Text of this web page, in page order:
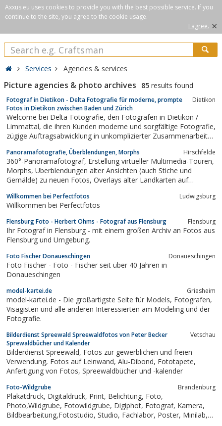
Axxus.eu uses cookies to provide you with the best possible service. If you
continue to the site, you agree to the cookie usage.
I agree. ×
Services Agencies & services
Picture agencies & photo archives 85 results found
Fotograf in Dietikon - Delta Fotografie für moderne, prompte
Fotos in Dietikon zwischen Baden und Zürich
Dietikon
Welcome bei Delta-Fotografie, den Fotografen in Dietikon /
Limmattal, die ihren Kunden moderne und sorgfältige Fotografie,
zügige Auftragsabwicklung in unkomplizierter Zusammenarbeit
unseren Foto-Shooting und Fotostudio.
Panoramafotografie, Überblendungen, Morphs Hirschfelde
360°-Panoramafotograf, Erstellung virtueller Multimedia-Touren,
Morphs, Überblendungen alter Ansichten (auch Stiche und
Gemälde) zu neuen Fotos, Overlays alter Landkarten auf
Videopanoramen.
Willkommen bei Perfectfotos Ludwigsburg
Willkommen bei Perfectfotos
Flensburg Foto - Herbert Ohms - Fotograf aus Flensburg Flensburg
Ihr Fotograf in Flensburg - mit einem großen Archiv an Fotos aus
Flensburg und Umgebung.
Foto Fischer Donaueschingen Donaueschingen
Foto Fischer - Foto - Fischer seit über 40 Jahren in
Donaueschingen
model-kartei.de Griesheim
model-kartei.de - Die großartigste Seite für Models, Fotografen,
Visagisten und alle anderen Interessierten am Modeling und der
Fotografie.
Bilderdienst Spreewald Spreewaldfotos von Peter Becker
Sprewaldbücher und Kalender
Vetschau
Bilderdienst Spreewald, Fotos zur gewerblichen und freien
Verwendung, Fotos auf Leinwand, Alu-Dibond, Fototapete,
Anfertigung von Fotos, Spreewaldbücher und -kalender
Foto-Wildgrube Brandenburg
Plakatdruck, Digitaldruck, Print, Belichtung, Foto,
Photo,Wildgrube, Fotowildgrube, Digiphot, Fotograf, Kamera,
Bildbearbeitung,Fotostudio, Studio, Fachlabor, Poster, Minilab,